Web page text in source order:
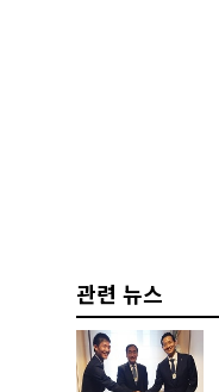
관련 뉴스